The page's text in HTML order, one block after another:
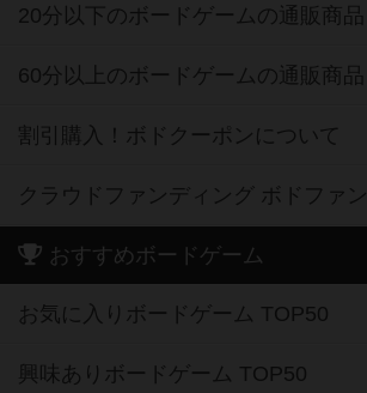
20分以下のボードゲームの通販商品
60分以上のボードゲームの通販商品
割引購入！ボドクーポンについて
クラウドファンディング ボドファン
おすすめボードゲーム
お気に入りボードゲーム TOP50
興味ありボードゲーム TOP50